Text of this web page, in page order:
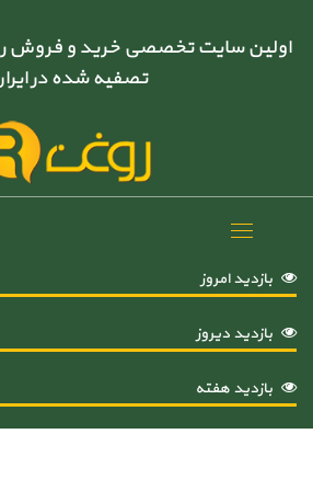
اولین سایت تخصصی خرید و فروش
تصفیه شده در
Toggle
بازدید امروز
بازدید دیروز
بازدید هفته